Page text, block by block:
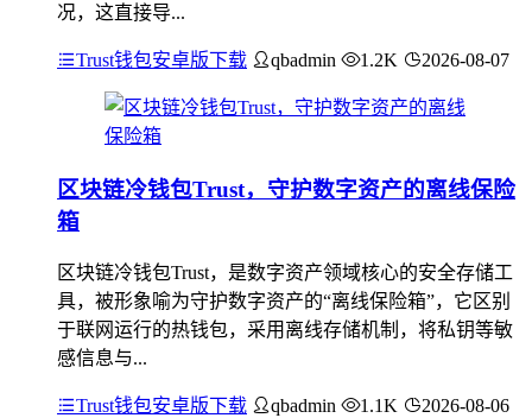
况，这直接导...
Trust钱包安卓版下载 qbadmin 1.2K 2026-08-07
区块链冷钱包Trust，守护数字资产的离线保险
箱
区块链冷钱包Trust，是数字资产领域核心的安全存储工
具，被形象喻为守护数字资产的“离线保险箱”，它区别
于联网运行的热钱包，采用离线存储机制，将私钥等敏
感信息与...
Trust钱包安卓版下载 qbadmin 1.1K 2026-08-06